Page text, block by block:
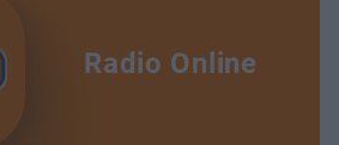
Radio Online